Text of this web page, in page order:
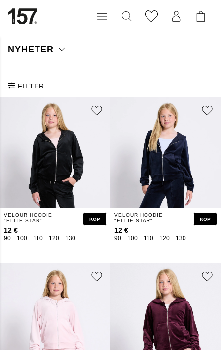
NYHETER
vadderade jackor. Oavsett hur modig du är i ditt färgval och
material så finner du ditt nya ytterplagg hos oss. Med hjälp av
FILTER
90 100 110 120 130 140 160
VELOUR HOODIE
"ELLIE STAR"
12 €
KÖP
90 100 110 120 130 140
VELOUR HOODIE
"ELLIE STAR"
12 €
KÖP